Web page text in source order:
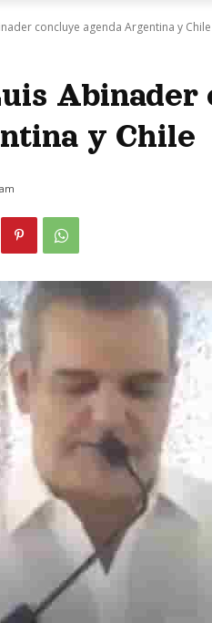
concluye agenda Argentina y Chile
Abinader
y Chile